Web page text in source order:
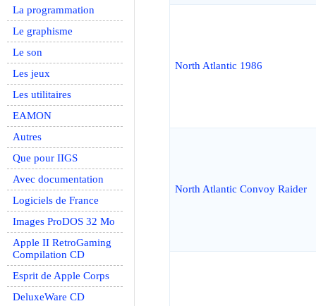
La programmation
Le graphisme
Le son
Les jeux
Les utilitaires
EAMON
Autres
Que pour IIGS
Avec documentation
Logiciels de France
Images ProDOS 32 Mo
Apple II RetroGaming
Compilation CD
Esprit de Apple Corps
DeluxeWare CD
North Atlantic 1986
North Atlantic Convoy Raider